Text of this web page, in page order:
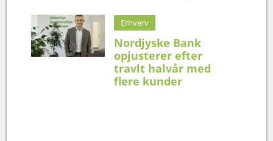
Erhverv
Nordjyske Bank
opjusterer efter
travlt halvår med
flere kunder